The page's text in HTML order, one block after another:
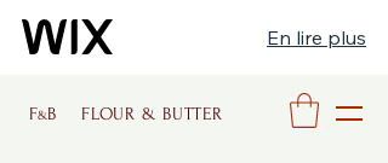
En lire plus